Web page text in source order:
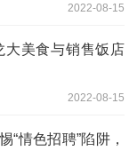
2022-08-15
大美食与销售饭店
2022-08-15
“情色招聘”陷阱，